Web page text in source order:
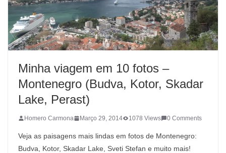
Minha viagem em 10 fotos –
Montenegro (Budva, Kotor, Skadar
Lake, Perast)
Homero Carmona Março 29, 2014 1078 Views 0 Comments
Veja as paisagens mais lindas em fotos de Montenegro:
Budva, Kotor, Skadar Lake, Sveti Stefan e muito mais!